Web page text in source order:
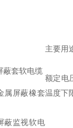
主要用
蔽套软电缆
额定电
温度下
属屏蔽橡套
蔽监视软电